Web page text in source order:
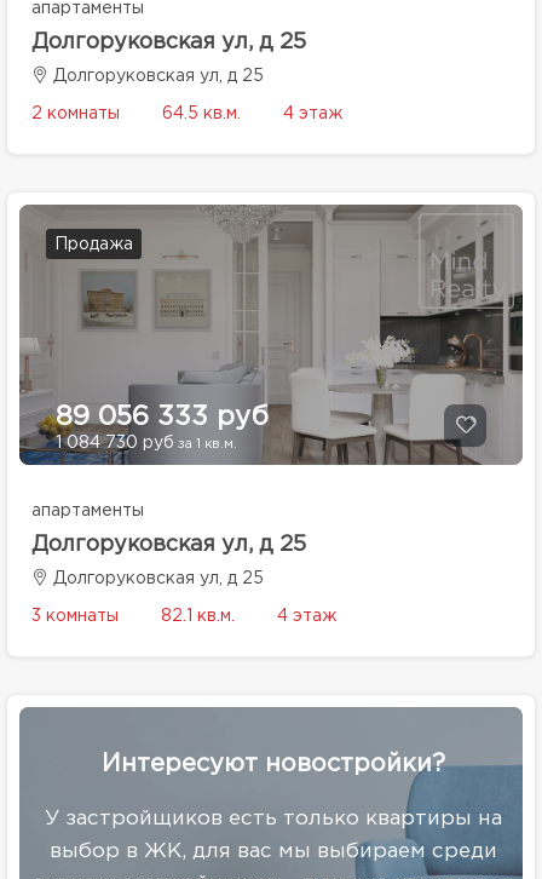
апартаменты
Долгоруковская ул, д 25
Долгоруковская ул, д 25
2 комнаты 64.5 кв.м. 4 этаж
Продажа
89 056 333 руб
1 084 730 руб за 1 кв.м.
апартаменты
Долгоруковская ул, д 25
Долгоруковская ул, д 25
3 комнаты 82.1 кв.м. 4 этаж
Интересуют новостройки?
У застройщиков есть только квартиры на
выбор в ЖК, для вас мы выбираем среди